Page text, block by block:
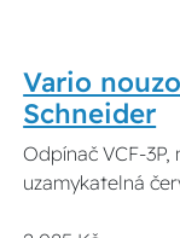
Vario
Schneider
Odpínač VCF-
uzamykatelná